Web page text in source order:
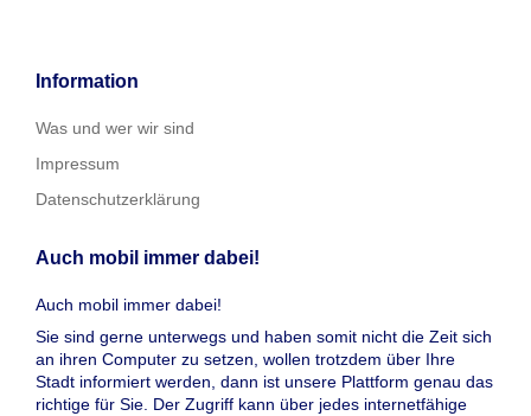
Information
Was und wer wir sind
Impressum
Datenschutzerklärung
Auch mobil immer dabei!
Auch mobil immer dabei!
Sie sind gerne unterwegs und haben somit nicht die Zeit sich
an ihren Computer zu setzen, wollen trotzdem über Ihre
Stadt informiert werden, dann ist unsere Plattform genau das
richtige für Sie. Der Zugriff kann über jedes internetfähige